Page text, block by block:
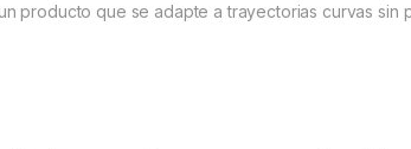
producto que se adapte a trayectorias curvas sin